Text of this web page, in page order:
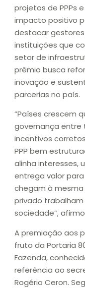
projetos de PPPs
impacto positivo
destacar
instituições que
setor de
prêmio busca
inovação e
parcerias no país.
“Países crescem
governança entre
incentivos
PPP bem
alinha interesses,
entrega valor
chegam à mesma
privado
sociedade”,
A premiação aos
fruto da Portaria
Fazenda,
referência ao
Rogério Ceron.